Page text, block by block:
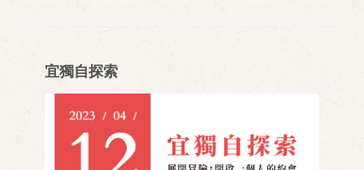
宜獨自探索